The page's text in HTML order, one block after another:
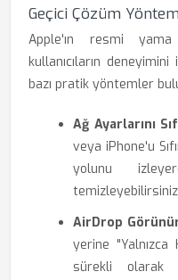
Geçici Çözüm
Apple'ın resmi
kullanıcıların
bazı pratik yöntemler
Ağ Ayarlarını
veya iPhone'u
yolunu
AirDrop
yerine "Yalnızca
sürekli olarak